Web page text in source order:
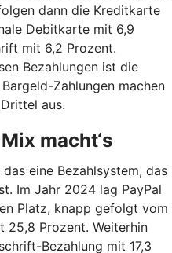
dann die Kreditkarte
Debitkarte mit 6,9
mit 6,2 Prozent.
Bezahlungen ist die
Zahlungen machen
aus.
macht‘s
eine Bezahlsystem, das
Im Jahr 2024 lag PayPal
Platz, knapp gefolgt vom
25,8 Prozent. Weiterhin
Bezahlung mit 17,3